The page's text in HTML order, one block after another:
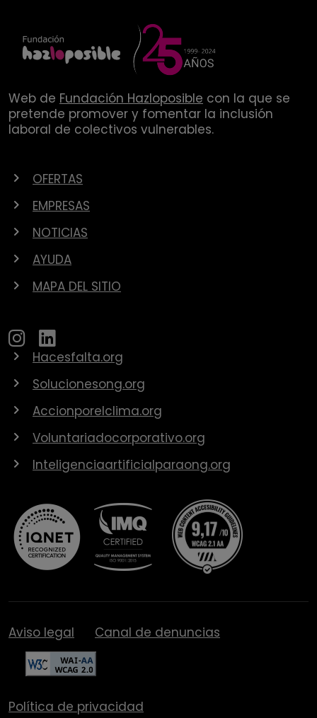
Web de Fundación Hazloposible con la que se
pretende promover y fomentar la inclusión
laboral de colectivos vulnerables.
OFERTAS
EMPRESAS
NOTICIAS
AYUDA
MAPA DEL SITIO
Hacesfalta.org
Solucionesong.org
Accionporelclima.org
Voluntariadocorporativo.org
Inteligenciaartificialparaong.org
Aviso legal Canal de denuncias
Política de privacidad